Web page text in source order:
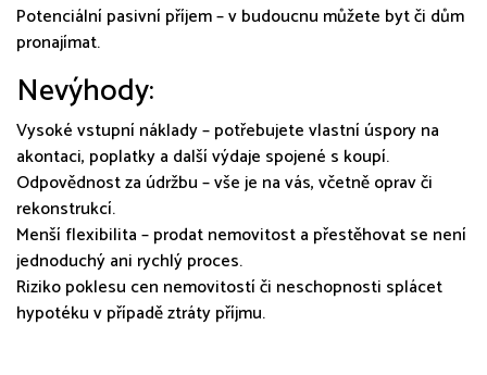
Potenciální pasivní příjem – v budoucnu můžete byt či dům
pronajímat.
Nevýhody:
Vysoké vstupní náklady – potřebujete vlastní úspory na
akontaci, poplatky a další výdaje spojené s koupí.
Odpovědnost za údržbu – vše je na vás, včetně oprav či
rekonstrukcí.
Menší flexibilita – prodat nemovitost a přestěhovat se není
jednoduchý ani rychlý proces.
Riziko poklesu cen nemovitostí či neschopnosti splácet
hypotéku v případě ztráty příjmu.